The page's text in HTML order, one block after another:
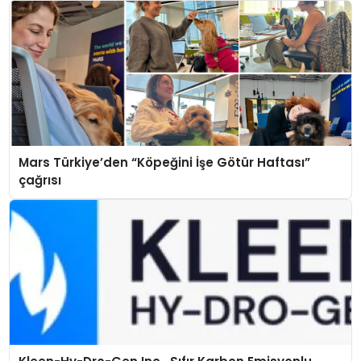
Mars Türkiye’den “Köpeğini İşe Götür Haftası”
çağrısı